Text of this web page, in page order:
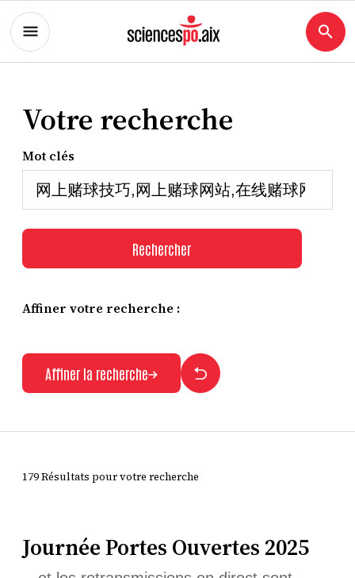
Votre recherche
Mot clés
Rechercher
Affiner votre recherche :
Affiner la recherche
179 Résultats pour votre recherche
Journée Portes Ouvertes 2025